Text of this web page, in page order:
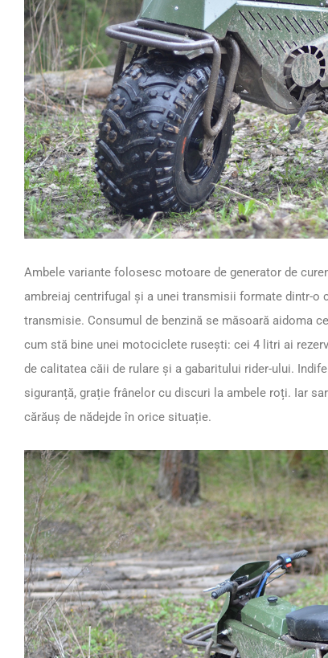
Ambele variante folosesc motoare de generator de
ambreiaj centrifugal și a unei transmisii formate dintr-o
transmisie. Consumul de benzină se măsoară aidoma
cum stă bine unei motociclete rusești: cei 4 litri ai
de calitatea căii de rulare și a gabaritului rider-ului.
siguranță, grație frânelor cu discuri la ambele roți. Iar
cărăuș de nădejde în orice situație.